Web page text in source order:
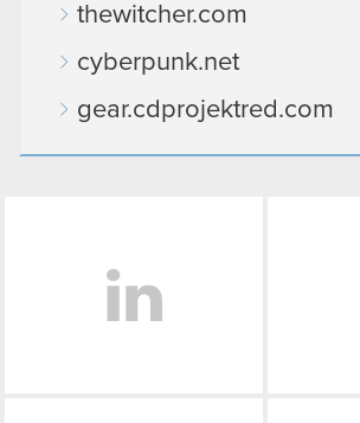
thewitcher.com
cyberpunk.net
gear.cdprojektred.com